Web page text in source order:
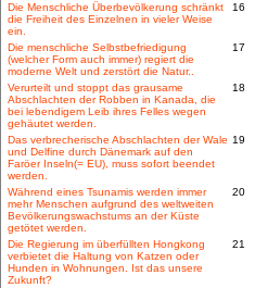
Die Menschliche Überbevölkerung schränkt
die Freiheit des Einzelnen in vieler Weise
ein.
16
Die menschliche Selbstbefriedigung
(welcher Form auch immer) regiert die
moderne Welt und zerstört die Natur..
17
Verurteilt und stoppt das grausame
Abschlachten der Robben in Kanada, die
bei lebendigem Leib ihres Felles wegen
gehäutet werden.
18
Das verbrecherische Abschlachten der Wale
und Delfine durch Dänemark auf den
Faröer Inseln(= EU), muss sofort beendet
werden.
19
Während eines Tsunamis werden immer
mehr Menschen aufgrund des weltweiten
Bevölkerungswachstums an der Küste
getötet werden.
20
Die Regierung im überfüllten Hongkong
verbietet die Haltung von Katzen oder
Hunden in Wohnungen. Ist das unsere
Zukunft?
21